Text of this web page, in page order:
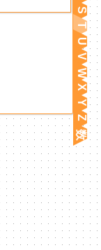
S
T
U
V
W
X
Y
Z
数